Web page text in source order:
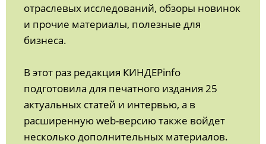
отраслевых исследований, обзоры новинок
и прочие материалы, полезные для
бизнеса.
В этот раз редакция КИНДЕРinfo
подготовила для печатного издания 25
актуальных статей и интервью, а в
расширенную web-версию также войдет
несколько дополнительных материалов.